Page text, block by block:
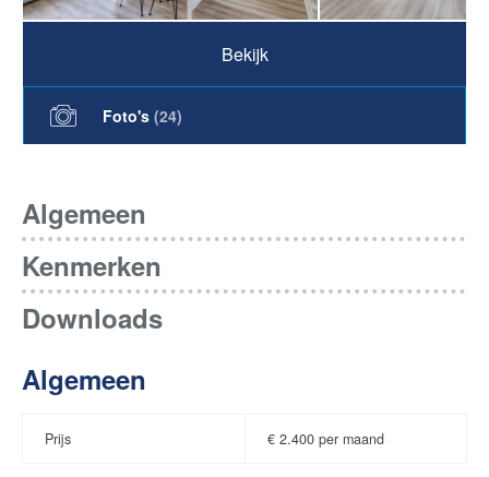
Bekijk
Foto's (24)
Algemeen
Kenmerken
Downloads
Algemeen
Prijs € 2.400 per maand